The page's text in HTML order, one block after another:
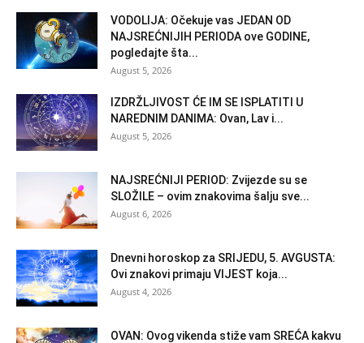
VODOLIJA: Očekuje vas JEDAN OD
NAJSREĆNIJIH PERIODA ove GODINE,
pogledajte šta...
August 5, 2026
IZDRŽLJIVOST ĆE IM SE ISPLATITI U
NAREDNIM DANIMA: Ovan, Lav i...
August 5, 2026
NAJSREĆNIJI PERIOD: Zvijezde su se
SLOŽILE – ovim znakovima šalju sve...
August 6, 2026
Dnevni horoskop za SRIJEDU, 5. AVGUSTA:
Ovi znakovi primaju VIJEST koja...
August 4, 2026
OVAN: Ovog vikenda stiže vam SREĆA kakvu